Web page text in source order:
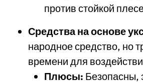
против стойкой
Средства на основе
народное средство, но
времени для
Плюсы: Безопасны,